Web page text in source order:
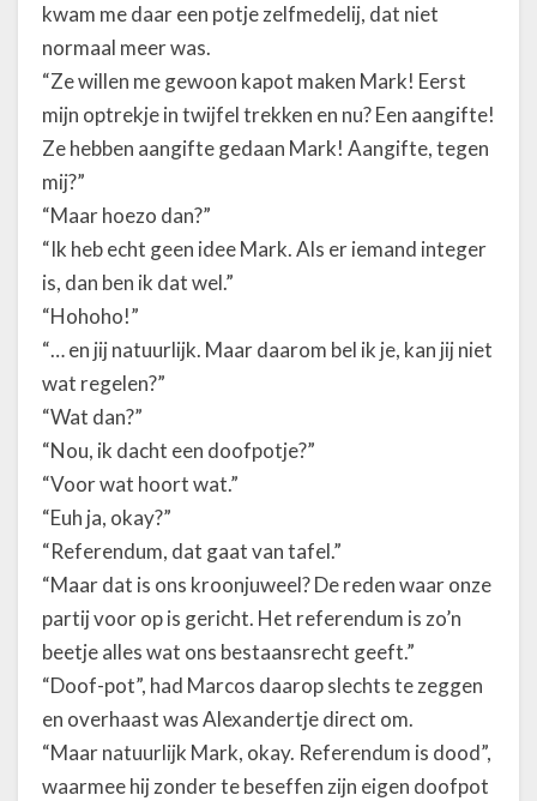
kwam me daar een potje zelfmedelij, dat niet
normaal meer was.
“Ze willen me gewoon kapot maken Mark! Eerst
mijn optrekje in twijfel trekken en nu? Een aangifte!
Ze hebben aangifte gedaan Mark! Aangifte, tegen
mij?”
“Maar hoezo dan?”
“Ik heb echt geen idee Mark. Als er iemand integer
is, dan ben ik dat wel.”
“Hohoho!”
“… en jij natuurlijk. Maar daarom bel ik je, kan jij niet
wat regelen?”
“Wat dan?”
“Nou, ik dacht een doofpotje?”
“Voor wat hoort wat.”
“Euh ja, okay?”
“Referendum, dat gaat van tafel.”
“Maar dat is ons kroonjuweel? De reden waar onze
partij voor op is gericht. Het referendum is zo’n
beetje alles wat ons bestaansrecht geeft.”
“Doof-pot”, had Marcos daarop slechts te zeggen
en overhaast was Alexandertje direct om.
“Maar natuurlijk Mark, okay. Referendum is dood”,
waarmee hij zonder te beseffen zijn eigen doofpot